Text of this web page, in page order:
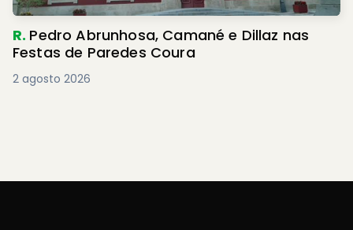
R. Pedro Abrunhosa, Camané e Dillaz nas
Festas de Paredes Coura
2 agosto 2026